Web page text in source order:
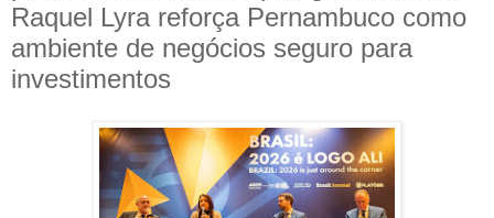
Raquel Lyra reforça Pernambuco como
ambiente de negócios seguro para
investimentos